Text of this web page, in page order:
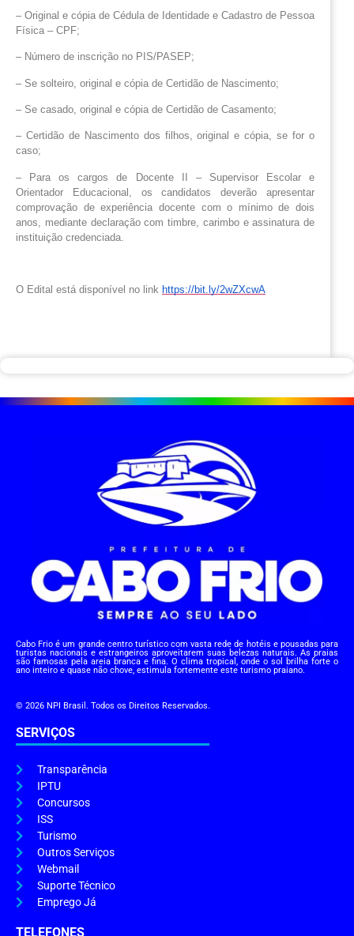
– Original e cópia de Cédula de Identidade e Cadastro de Pessoa
Física – CPF;
– Número de inscrição no PIS/PASEP;
– Se solteiro, original e cópia de Certidão de Nascimento;
– Se casado, original e cópia de Certidão de Casamento;
– Certidão de Nascimento dos filhos, original e cópia, se for o
caso;
– Para os cargos de Docente II – Supervisor Escolar e
Orientador Educacional, os candidatos deverão apresentar
comprovação de experiência docente com o mínimo de dois
anos, mediante declaração com timbre, carimbo e assinatura de
instituição credenciada.
O Edital está disponível no link https://bit.ly/2wZXcwA
Cabo Frio é um grande centro turístico com vasta rede de hotéis e pousadas para
turistas nacionais e estrangeiros aproveitarem suas belezas naturais. As praias
são famosas pela areia branca e fina. O clima tropical, onde o sol brilha forte o
ano inteiro e quase não chove, estimula fortemente este turismo praiano.
© 2026 NPI Brasil. Todos os Direitos Reservados.
SERVIÇOS
Transparência
IPTU
Concursos
ISS
Turismo
Outros Serviços
Webmail
Suporte Técnico
Emprego Já
TELEFONES